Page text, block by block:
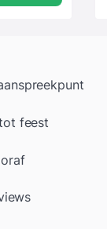
feest